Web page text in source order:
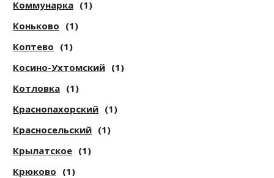
Коммунарка (1)
Коньково (1)
Коптево (1)
Косино-Ухтомский (1)
Котловка (1)
Краснопахорский (1)
Красносельский (1)
Крылатское (1)
Крюково (1)